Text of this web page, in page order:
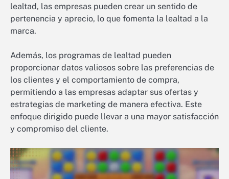
lealtad, las empresas pueden crear un sentido de
pertenencia y aprecio, lo que fomenta la lealtad a la
marca.
Además, los programas de lealtad pueden
proporcionar datos valiosos sobre las preferencias de
los clientes y el comportamiento de compra,
permitiendo a las empresas adaptar sus ofertas y
estrategias de marketing de manera efectiva. Este
enfoque dirigido puede llevar a una mayor satisfacción
y compromiso del cliente.